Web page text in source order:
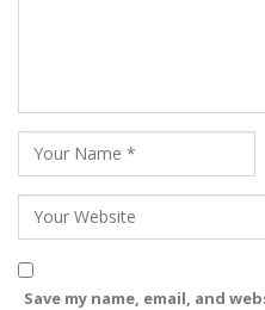
Save my name, email, and